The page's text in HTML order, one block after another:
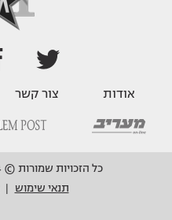
אודות צור קשר
כל הזכויות שמורות © 2014 מעריב און ליין בע"מ.
תנאי שימוש